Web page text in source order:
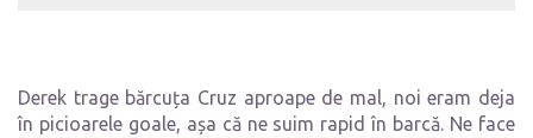
Derek trage bărcuța Cruz aproape de mal, noi eram deja
în picioarele goale, așa că ne suim rapid în barcă. Ne face